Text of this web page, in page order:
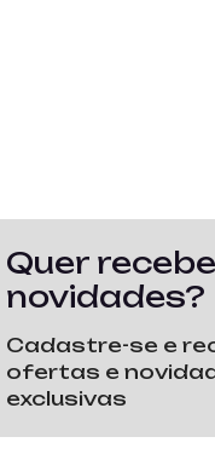
Quer
novidades?
Cadastre-se e
ofertas e
exclusivas